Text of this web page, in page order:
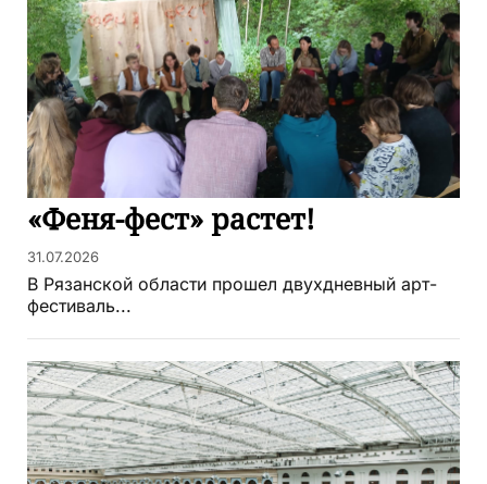
«Феня-фест» растет!
31.07.2026
В Рязанской области прошел двухдневный арт-
фестиваль...